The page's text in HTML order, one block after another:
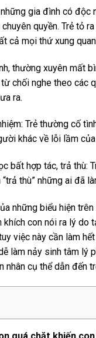
gia đình có độc
quyền. Trẻ tỏ
cả mọi thứ xung
thường xuyên mất
chối nghe theo các
ra.
Trẻ thường cố
khác về lỗi lầm
bất hợp tác, trả thù:
thù” những ai đã
những biểu hiện
khích con nói ra lý do
việc này cần làm
làm nảy sinh tâm lý
nhân cụ thể dẫn đến